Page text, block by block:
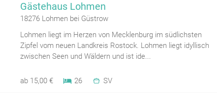
Gästehaus Lohmen
18276 Lohmen bei Güstrow
Lohmen liegt im Herzen von Mecklenburg im südlichsten
Zipfel vom neuen Landkreis Rostock. Lohmen liegt idyllisch
zwischen Seen und Wäldern und ist ide...
ab 15,00 € 26 SV